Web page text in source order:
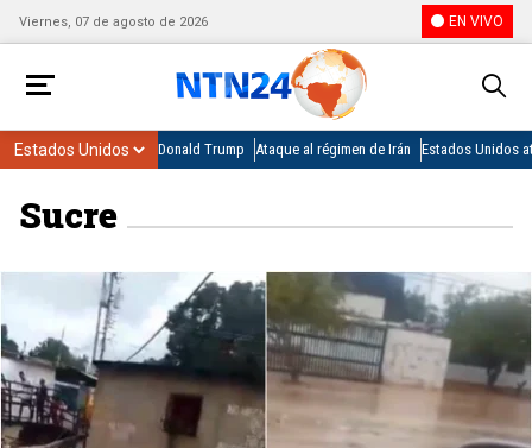
Viernes, 07 de agosto de 2026 EN VIVO
Donald Trump Ataque al régimen de Irán Estados Unidos
Sucre